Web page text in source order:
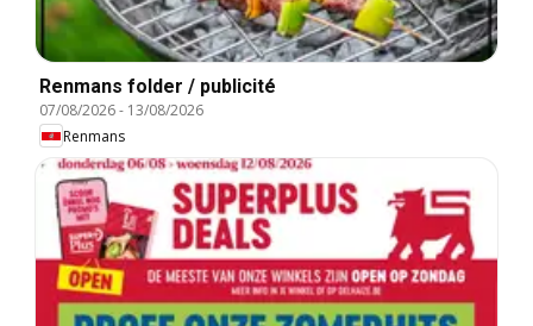
Renmans folder / publicité
07/08/2026- 13/08/2026
Renmans